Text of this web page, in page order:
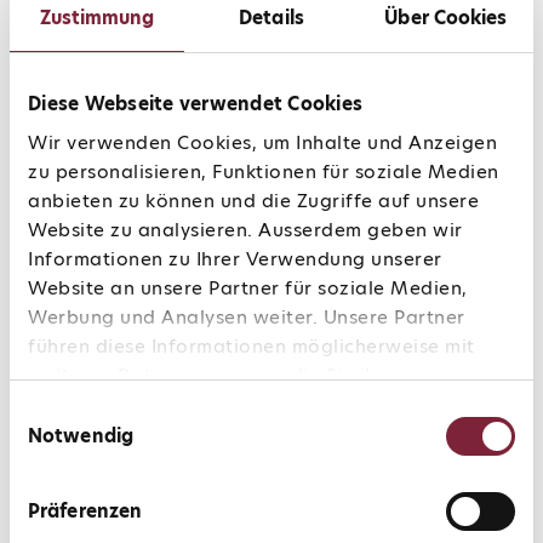
Zustimmung Details Über Cookies
Diese Webseite verwendet Cookies
Wir verwenden Cookies, um Inhalte und Anzeigen
zu personalisieren, Funktionen für soziale Medien
anbieten zu können und die Zugriffe auf unsere
Website zu analysieren. Ausserdem geben wir
Informationen zu Ihrer Verwendung unserer
Website an unsere Partner für soziale Medien,
Werbung und Analysen weiter. Unsere Partner
führen diese Informationen möglicherweise mit
weiteren Daten zusammen, die Sie ihnen
Nutzung der Dienste gesammelt haben.
Weiter zu unseren Datenschutzbestimmungen.
Notwendig
Präferenzen
«Bahierra» Tinto DOCa Rioja
Bodega Alegre Valgañon | Rioja
Jahrgang 2024 | 75 cl
CHF54.00